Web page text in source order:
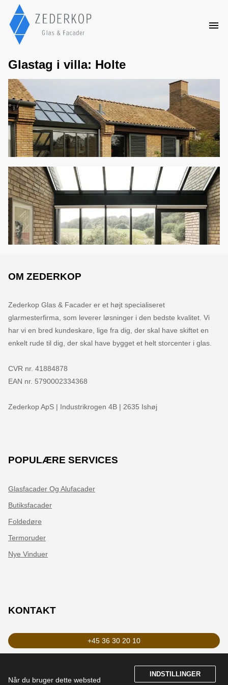
Glastag i villa: Holte
OM ZEDERKOP
Zederkop Glas & Facader er et højt specialiseret
glarmesterfirma, som leverer løsninger i den bedste kvalitet. Vi
har vi en bred kundeskare, lige fra dig, der skal have skiftet en
enkelt rude til dig, der skal have bygget et helt storcenter i glas.
CVR nr. 41884878
EAN nr. 5790002334368
Zederkop ApS | Industrikrogen 4B | 2635 Ishøj
POPULÆRE SERVICES
Glasfacader Og Alufacader
Butiksfacader
Foldedøre
Termoruder
Nye Vinduer
KONTAKT
+45 36 30 20 10
zederkop@zederkop.dk
Når du bruger dette websted
INDSTILLINGER